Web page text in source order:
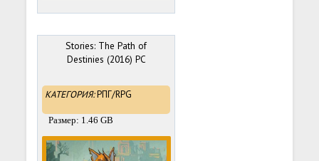
Stories: The Path of
Destinies (2016) PC
КАТЕГОРИЯ:РПГ/RPG
Размер: 1.46 GB